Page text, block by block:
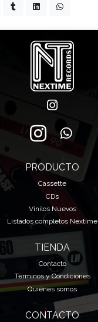
PRODUCTO
Cassette
CDs
Vinilos Nuevos
Listados completos Nextime
TIENDA
Contacto
Términos y Condiciones
Quiénes somos
CONTACTO